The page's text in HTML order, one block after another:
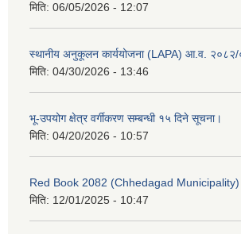
मिति: 06/05/2026 - 12:07
स्थानीय अनुकूलन कार्ययोजना (LAPA) आ.व.
मिति: 04/30/2026 - 13:46
भू-उपयोग क्षेत्र वर्गीकरण सम्बन्धी १५ दिने सूचना।
मिति: 04/20/2026 - 10:57
Red Book 2082 (Chhedagad Municipality)
मिति: 12/01/2025 - 10:47